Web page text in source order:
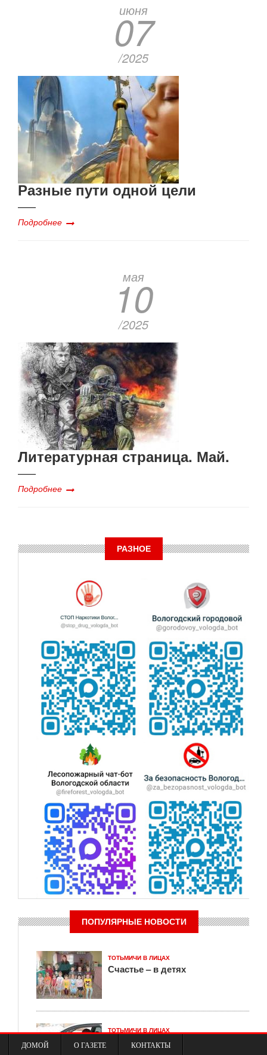
июня
07
/2025
Разные пути одной цели
Подробнее
мая
10
/2025
Литературная страница. Май.
Подробнее
РАЗНОЕ
ПОПУЛЯРНЫЕ НОВОСТИ
ТОТЬМИЧИ В ЛИЦАХ
Счастье – в детях
ТОТЬМИЧИ В ЛИЦАХ
ВАЛОВ РУЛИТ
ДОМОЙ О ГАЗЕТЕ КОНТАКТЫ